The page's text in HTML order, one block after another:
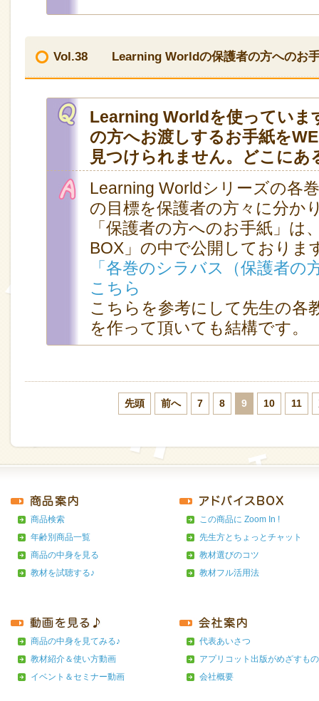
Vol.38 Learning Worldの保護者の方へのお手
Learning Worldを使っていま
の方へお渡しするお手紙を
見つけられません。どこにあ
Learning Worldシリーズの各
の目標を保護者の方々に分か
「保護者の方へのお手紙」は
BOX」の中で公開しておりま
「各巻のシラバス（保護者の
こちら
こちらを参考にして先生の各
を作って頂いても結構です。
先頭 前へ 7 8 9 10 11
商品検索
年齢別商品一覧
商品の中身を見る
教材を試聴する♪
この商品に Zoom In !
先生方とちょっとチャット
教材選びのコツ
教材フル活用法
商品の中身を見てみる♪
教材紹介＆使い方動画
イベント＆セミナー動画
代表あいさつ
アプリコット出版がめざすもの
会社概要